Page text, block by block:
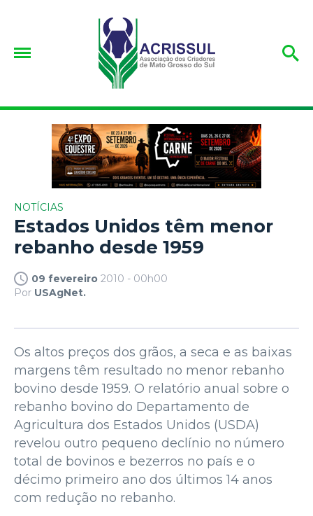
NOTÍCIAS
Estados Unidos têm menor
rebanho desde 1959
09 fevereiro 2010 - 00h00
Por USAgNet.
Os altos preços dos grãos, a seca e as baixas
margens têm resultado no menor rebanho
bovino desde 1959. O relatório anual sobre o
rebanho bovino do Departamento de
Agricultura dos Estados Unidos (USDA)
revelou outro pequeno declínio no número
total de bovinos e bezerros no país e o
décimo primeiro ano dos últimos 14 anos
com redução no rebanho.